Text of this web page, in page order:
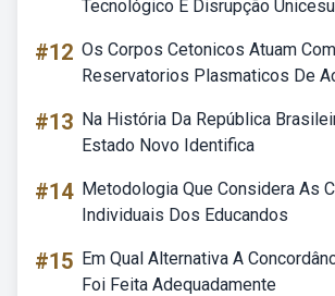
Tecnológico E Disrupção
#12 Os Corpos Cetonicos Atuam
Reservatorios Plasmaticos De
#13 Na História Da República
Estado Novo Identifica
#14 Metodologia Que Considera As
Individuais Dos Educandos
#15 Em Qual Alternativa A
Foi Feita Adequadamente